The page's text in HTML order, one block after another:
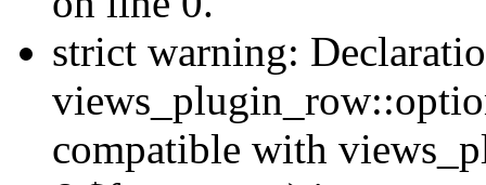
strict warning:
compatible with